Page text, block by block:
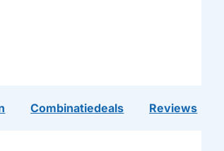
Combinatiedeals Reviews